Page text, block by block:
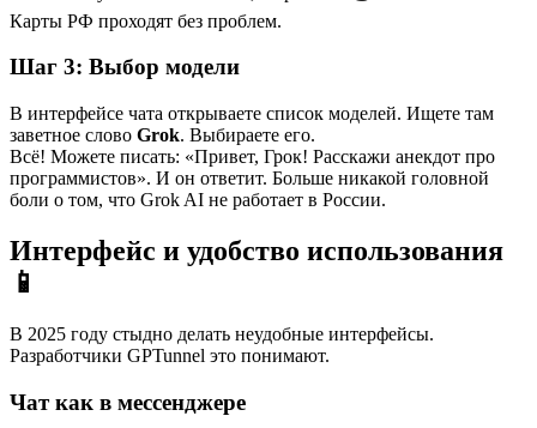
Карты РФ проходят без проблем.
Шаг 3: Выбор модели
В интерфейсе чата открываете список моделей. Ищете там
заветное слово Grok. Выбираете его.
Всё! Можете писать: «Привет, Грок! Расскажи анекдот про
программистов». И он ответит. Больше никакой головной
боли о том, что Grok AI не работает в России.
Интерфейс и удобство использования
📱
В 2025 году стыдно делать неудобные интерфейсы.
Разработчики GPTunnel это понимают.
Чат как в мессенджере